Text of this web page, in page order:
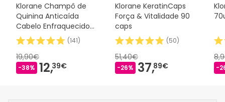
Klorane Champô de
Quinina Anticaída
Cabelo Enfraquecido
400 ml
(141)
19,90€
-38% 12,39€
Klorane KeratinCaps
Força & Vitalidade 90
caps
(50)
51,40€
-26% 37,89€ -